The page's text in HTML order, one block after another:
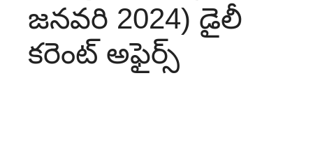
జనవరి 2024) డైలీ
క‌రెంట్ అఫైర్స్